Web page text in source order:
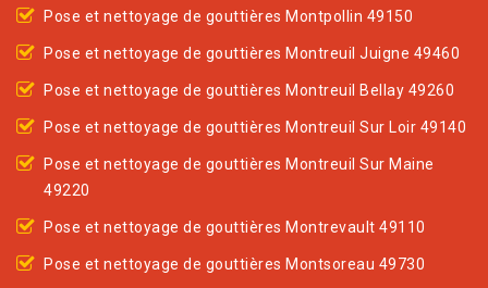
Pose et nettoyage de gouttières Montpollin 49150
Pose et nettoyage de gouttières Montreuil Juigne 49460
Pose et nettoyage de gouttières Montreuil Bellay 49260
Pose et nettoyage de gouttières Montreuil Sur Loir 49140
Pose et nettoyage de gouttières Montreuil Sur Maine
49220
Pose et nettoyage de gouttières Montrevault 49110
Pose et nettoyage de gouttières Montsoreau 49730